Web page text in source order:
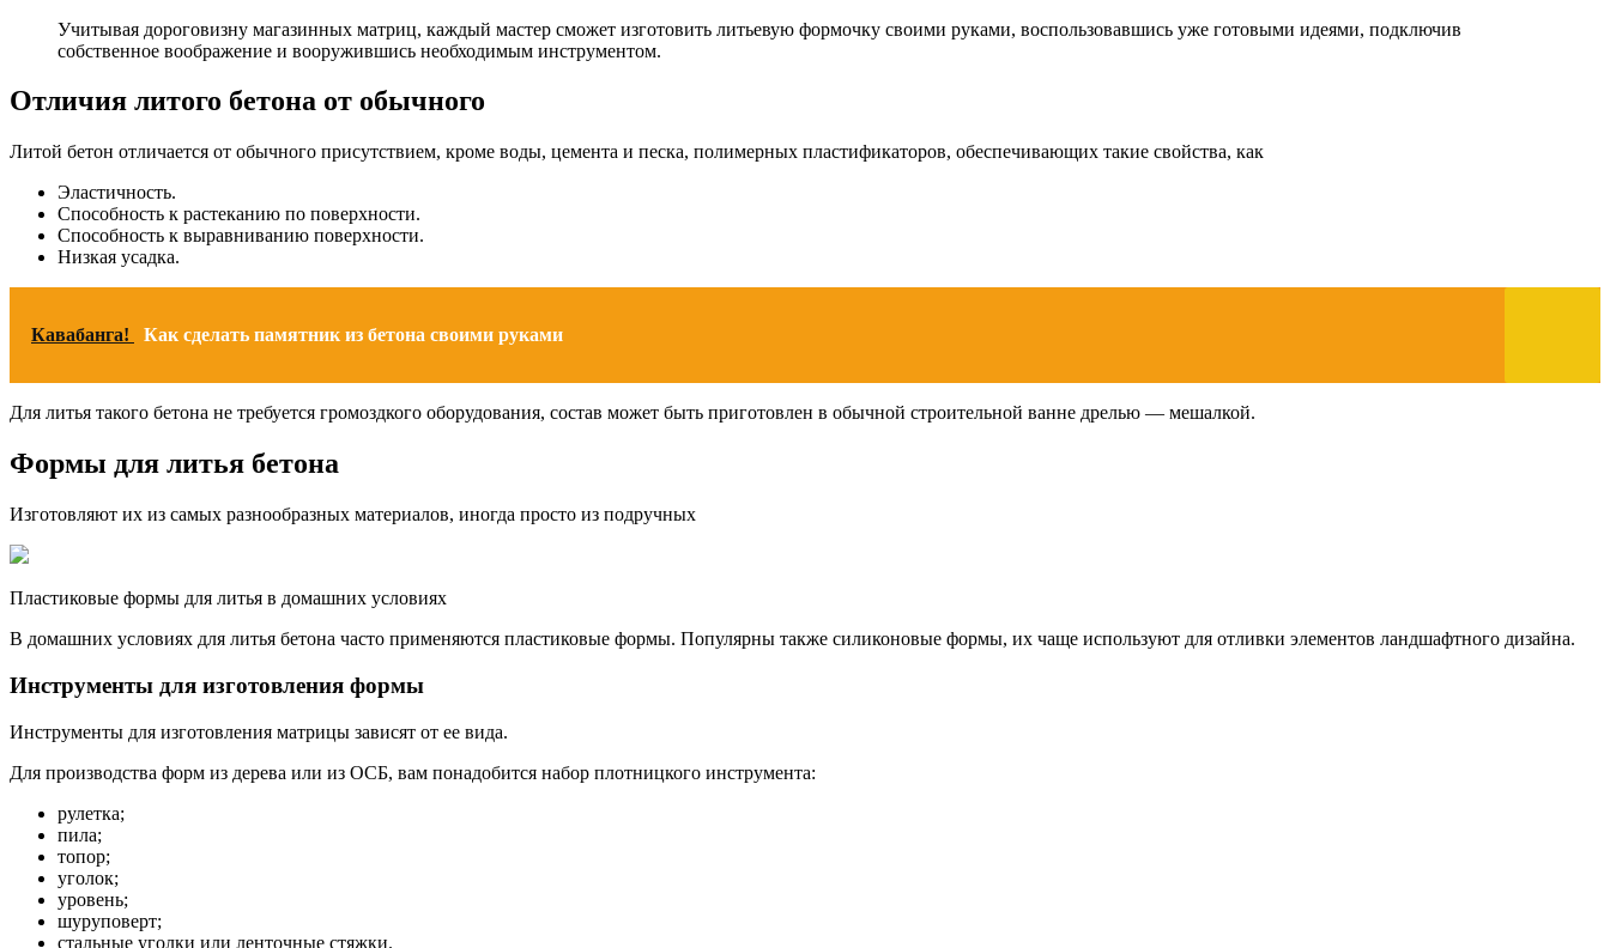
Учитывая дороговизну магазинных матриц, каждый мастер сможет изготовить литьевую формочку своими руками, воспользовавшись уже готовыми идеями, подключив
собственное воображение и вооружившись необходимым инструментом.
Отличия литого бетона от обычного
Литой бетон отличается от обычного присутствием, кроме воды, цемента и песка, полимерных пластификаторов, обеспечивающих такие свойства, как
Эластичность.
Способность к растеканию по поверхности.
Способность к выравниванию поверхности.
Низкая усадка.
Кавабанга! Как сделать памятник из бетона своими руками
Для литья такого бетона не требуется громоздкого оборудования, состав может быть приготовлен в обычной строительной ванне дрелью — мешалкой.
Формы для литья бетона
Изготовляют их из самых разнообразных материалов, иногда просто из подручных
Пластиковые формы для литья в домашних условиях
В домашних условиях для литья бетона часто применяются пластиковые формы. Популярны также силиконовые формы, их чаще используют для отливки элементов ландшафтного дизайна.
Инструменты для изготовления формы
Инструменты для изготовления матрицы зависят от ее вида.
Для производства форм из дерева или из ОСБ, вам понадобится набор плотницкого инструмента:
рулетка;
пила;
топор;
уголок;
уровень;
шуруповерт;
стальные уголки или ленточные стяжки.